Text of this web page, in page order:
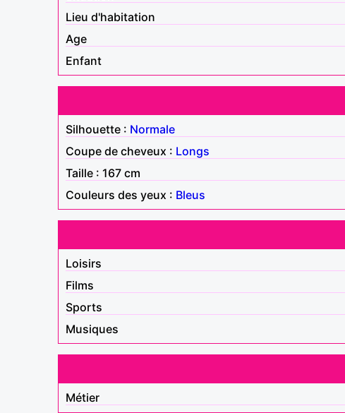
Lieu d'habitation
Age
Enfant
Silhouette : Normale
Coupe de cheveux : Longs
Taille : 167 cm
Couleurs des yeux : Bleus
Loisirs
Films
Sports
Musiques
Métier